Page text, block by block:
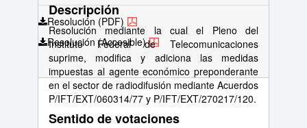
Resolución (PDF)
Resolución (Accesible)
Descripción
Resolución mediante la cual el Pleno del
Instituto Federal de Telecomunicaciones
suprime, modifica y adiciona las medidas
impuestas al agente económico preponderante
en el sector de radiodifusión mediante Acuerdos
P/IFT/EXT/060314/77 y P/IFT/EXT/270217/120.
Sentido de votaciones